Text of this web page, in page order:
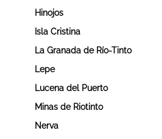
Hinojos
Isla Cristina
La Granada de Río-Tinto
Lepe
Lucena del Puerto
Minas de Riotinto
Nerva